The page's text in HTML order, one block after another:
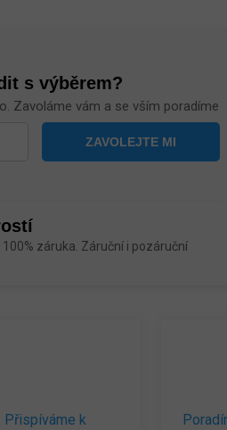
s výběrem?
Zavoláme vám a se vším poradíme
záruka. Záruční i pozáruční
Přispíváme k